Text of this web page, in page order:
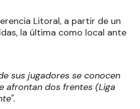
Litoral, a partir de un
la última como local ante
sus jugadores se conocen
afrontan dos frentes (Liga